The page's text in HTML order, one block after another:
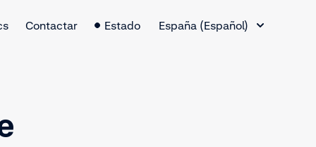
Contactar Estado
España (Español)